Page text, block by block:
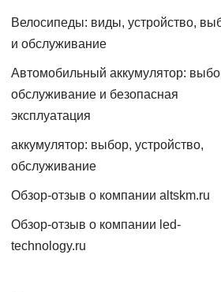
Велосипеды: виды, устройство,
и обслуживание
Автомобильный аккумулятор:
обслуживание и безопасная
эксплуатация
аккумулятор: выбор, устройство,
обслуживание
Обзор-отзыв о компании altskm.ru
Обзор-отзыв о компании led-
technology.ru